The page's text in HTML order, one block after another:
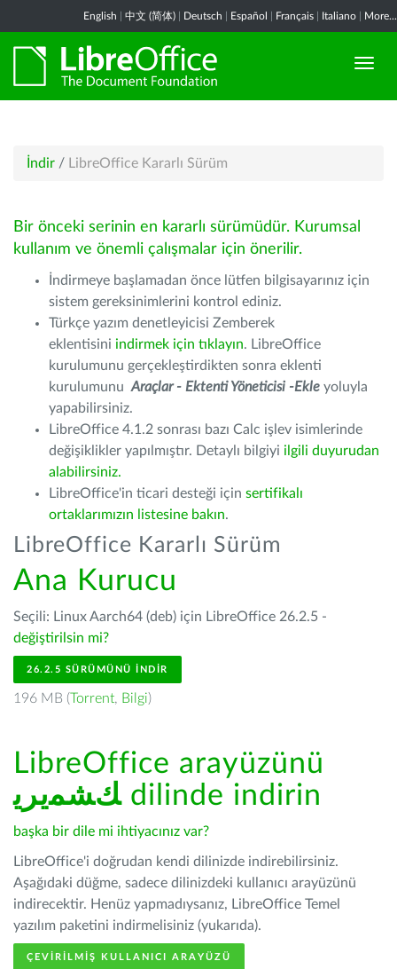
English 中文 (简体) Deutsch Español Français Italiano More...
İndir / LibreOffice Kararlı Sürüm
Bir önceki serinin en kararlı sürümüdür. Kurumsal
kullanım ve önemli çalışmalar için önerilir.
İndirmeye başlamadan önce lütfen bilgisayarınız için
sistem gereksinimlerini kontrol ediniz.
Türkçe yazım denetleyicisi Zemberek
eklentisini indirmek için tıklayın. LibreOffice
kurulumunu gerçekleştirdikten sonra eklenti
kurulumunu Araçlar - Ektenti Yöneticisi -Ekle yoluyla
yapabilirsiniz.
LibreOffice 4.1.2 sonrası bazı Calc işlev isimlerinde
değişiklikler yapılmıştır. Detaylı bilgiyi ilgili duyurudan
alabilirsiniz.
LibreOffice'in ticari desteği için sertifikalı
ortaklarımızın listesine bakın.
LibreOffice Kararlı Sürüm
Ana Kurucu
Seçili: Linux Aarch64 (deb) için LibreOffice 26.2.5 -
değiştirilsin mi?
26.2.5 SÜRÜMÜNÜ İNDIR
196 MB (Torrent, Bilgi)
LibreOffice arayüzünü
ﻚﺸﻤﻳﺮﻳdilinde indirin
başka bir dile mi ihtiyacınız var?
LibreOffice'i doğrudan kendi dilinizde indirebilirsiniz.
Aşağıdaki düğme, sadece dilinizdeki kullanıcı arayüzünü
indirecektir. Henüz yapmadıysanız, LibreOffice Temel
yazılım paketini indirmelisiniz (yukarıda).
ÇEVIRILMIŞ KULLANICI ARAYÜZÜ